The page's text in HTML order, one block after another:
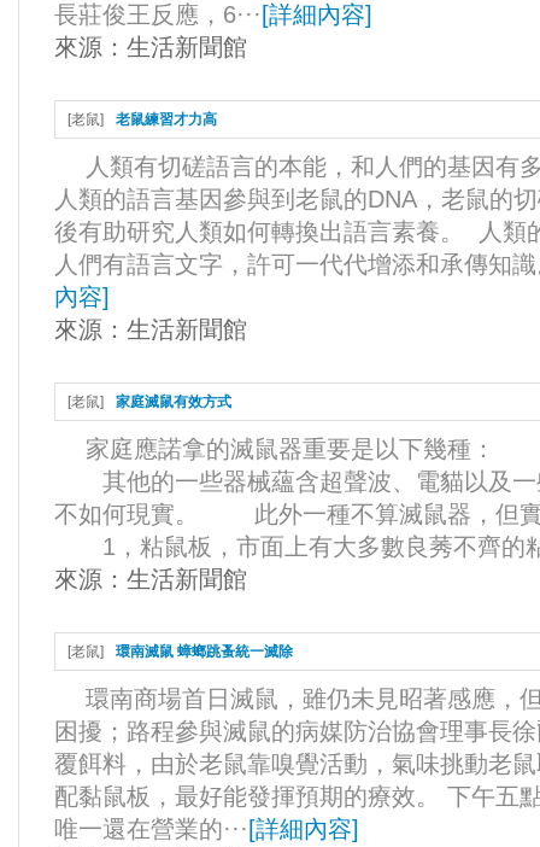
長莊俊王反應，6··· [詳細內容]
來源： 生活新聞館
[老鼠] 老鼠練習才力高
人類有切磋語言的本能，和人們的基因有
人類的語言基因參與到老鼠的DNA，老鼠的
後有助研究人類如何轉換出語言素養。 人類
人們有語言文字，許可一代代增添和承傳知識
內容]
來源： 生活新聞館
[老鼠] 家庭滅鼠有效方式
家庭應諾拿的滅鼠器重要是以下幾種：
其他的一些器械蘊含超聲波、電貓以及一
不如何現實。 此外一種不算滅鼠器，但
1，粘鼠板，市面上有大多數良莠不齊的粘
來源： 生活新聞館
[老鼠] 環南滅鼠 蟑螂跳蚤統一滅除
環南商場首日滅鼠，雖仍未見昭著感應，
困擾；路程參與滅鼠的病媒防治協會理事長
覆餌料，由於老鼠靠嗅覺活動，氣味挑動老
配黏鼠板，最好能發揮預期的療效。 下午五
唯一還在營業的··· [詳細內容]